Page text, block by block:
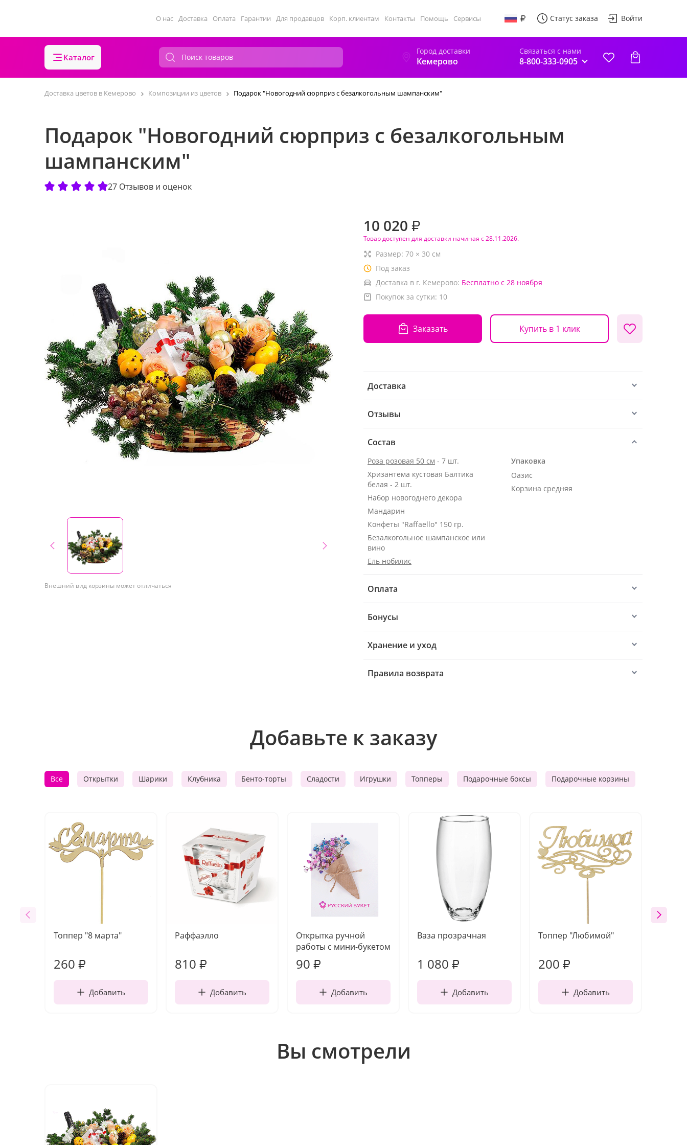
О нас Доставка Оплата Гарантии Для продавцов Корп. клиентам Контакты Помощь Сервисы Статус заказа Войти
Каталог
Город доставки
Кемерово
Связаться с нами
8-800-333-0905
Доставка цветов в Кемерово Композиции из цветов Подарок "Новогодний сюрприз с безалкогольным шампанским"
Подарок "Новогодний сюрприз с безалкогольным
шампанским"
27 Отзывов и оценок
Внешний вид корзины может отличаться
10 020 ₽
Товар доступен для доставки начиная с 28.11.2026.
Размер: 70 × 30 см
Под заказ
Доставка в г. Кемерово: Бесплатно с 28 ноября
Покупок за сутки: 10
Заказать Купить в 1 клик
Доставка
Отзывы
Состав
Роза розовая 50 см - 7 шт.
Хризантема кустовая Балтика
белая - 2 шт.
Набор новогоднего декора
Мандарин
Конфеты "Raffaello" 150 гр.
Безалкогольное шампанское или
вино
Ель нобилис
Упаковка
Оазис
Корзина средняя
Оплата
Бонусы
Хранение и уход
Правила возврата
Добавьте к заказу
Все Открытки Шарики Клубника Бенто-торты Сладости Игрушки Топперы Подарочные боксы Подарочные корзины
Топпер "8 марта"
260 ₽
Добавить
Раффаэлло
810 ₽
Добавить
Открытка ручной
работы с мини-букетом
90 ₽
Добавить
Ваза прозрачная
1 080 ₽
Добавить
Топпер "Любимой"
200 ₽
Добавить
Вы смотрели